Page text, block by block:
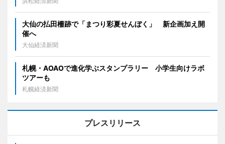
大仙の払田柵跡で「まつり彩夏せんぼく」 新企画加え開
催へ
大仙経済新聞
札幌・AOAOで進化学ぶスタンプラリー 小学生向けラボ
ツアーも
札幌経済新聞
プレスリリース